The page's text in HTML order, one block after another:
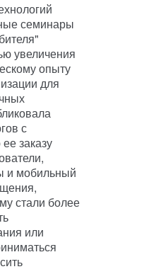
семинары
увеличения
опыту
для
с
заказу
и мобильный
стали более
или